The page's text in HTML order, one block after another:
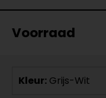
Voorraad
Kleur: Grijs-Wit